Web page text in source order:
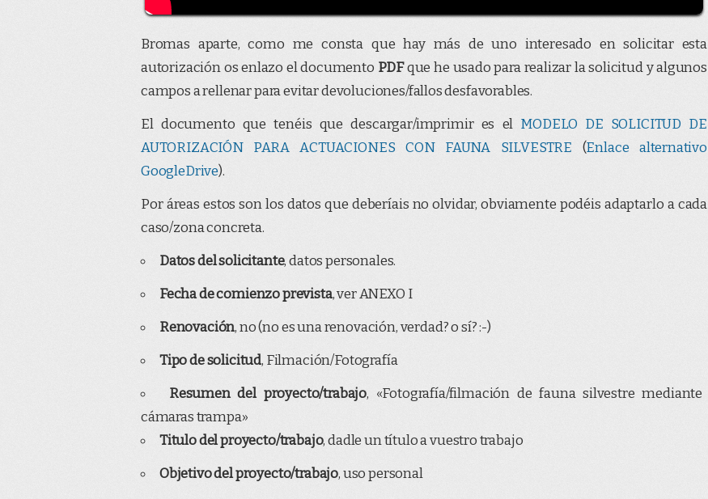
Bromas aparte, como me consta que hay más de uno interesado en solicitar esta
autorización os enlazo el documento PDFque he usado para realizar la solicitud y algunos
campos a rellenar para evitar devoluciones/fallos desfavorables.
El documento que tenéis que descargar/imprimir es el MODELO DE SOLICITUD DE
AUTORIZACIÓN PARA ACTUACIONES CON FAUNA SILVESTRE (Enlace alternativo
GoogleDrive).
Por áreas estos son los datos que deberíais no olvidar, obviamente podéis adaptarlo a cada
caso/zona concreta.
Datos del solicitante, datos personales.
Fecha de comienzo prevista, ver ANEXO I
Renovación, no (no es una renovación, verdad? o sí? :-)
Tipo de solicitud, Filmación/Fotografía
Resumen del proyecto/trabajo, «Fotografía/filmación de fauna silvestre mediante
cámaras trampa»
Titulo del proyecto/trabajo, dadle un título a vuestro trabajo
Objetivo del proyecto/trabajo, uso personal